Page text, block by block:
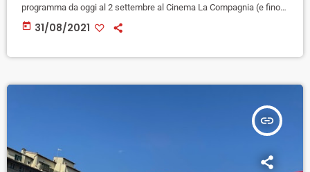
programma da oggi al 2 settembre al Cinema La Compagnia (e fino
al 5 settembre online su Più Compagnia) ad ingresso libero, è
organizzata grazie alla collaborazione tra Festival New Italian
today 31/08/2021
insert_link